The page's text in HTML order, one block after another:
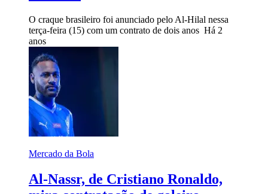
O craque brasileiro foi anunciado pelo Al-Hilal nessa
terça-feira (15) com um contrato de dois anos Há 2
anos
Mercado da Bola
Al-Nassr, de Cristiano Ronaldo,